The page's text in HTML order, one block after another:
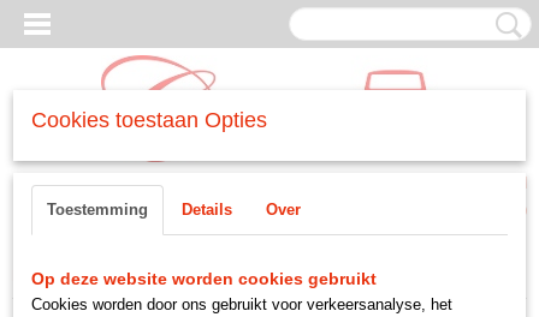
Inloggen Registreren
(0)
Home>MOTORDELEN >-brandstofsyteem>benzinepomp
Cookies toestaan Opties
Toestemming Details Over
Op deze website worden cookies gebruikt
Cookies worden door ons gebruikt voor verkeersanalyse, het